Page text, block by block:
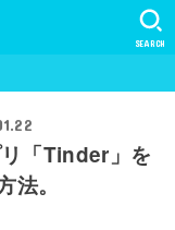
SEARCH
「Tinder」を
。